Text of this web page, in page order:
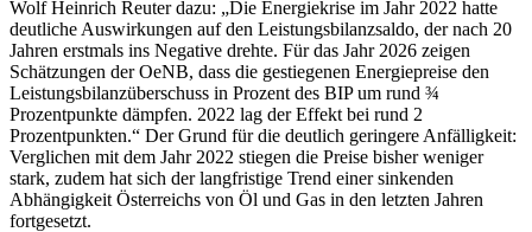
Wolf Heinrich Reuter dazu: „Die Energiekrise im Jahr 2022 hatte
deutliche Auswirkungen auf den Leistungsbilanzsaldo, der nach 20
Jahren erstmals ins Negative drehte. Für das Jahr 2026 zeigen
Schätzungen der OeNB, dass die gestiegenen Energiepreise den
Leistungsbilanzüberschuss in Prozent des BIP um rund ¾
Prozentpunkte dämpfen. 2022 lag der Effekt bei rund 2
Prozentpunkten.“ Der Grund für die deutlich geringere Anfälligkeit:
Verglichen mit dem Jahr 2022 stiegen die Preise bisher weniger
stark, zudem hat sich der langfristige Trend einer sinkenden
Abhängigkeit Österreichs von Öl und Gas in den letzten Jahren
fortgesetzt.